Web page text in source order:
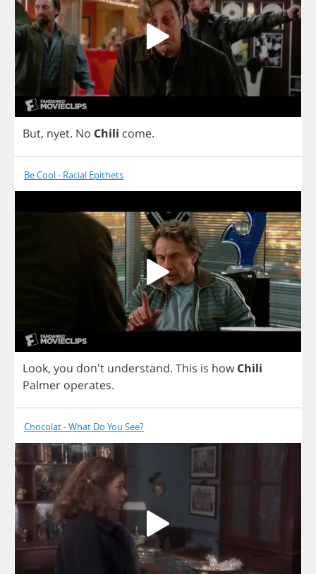
But, nyet. No Chili come.
Be Cool - Racial Epithets
Look, you don't understand. This is how Chili
Palmer operates.
Chocolat - What Do You See?